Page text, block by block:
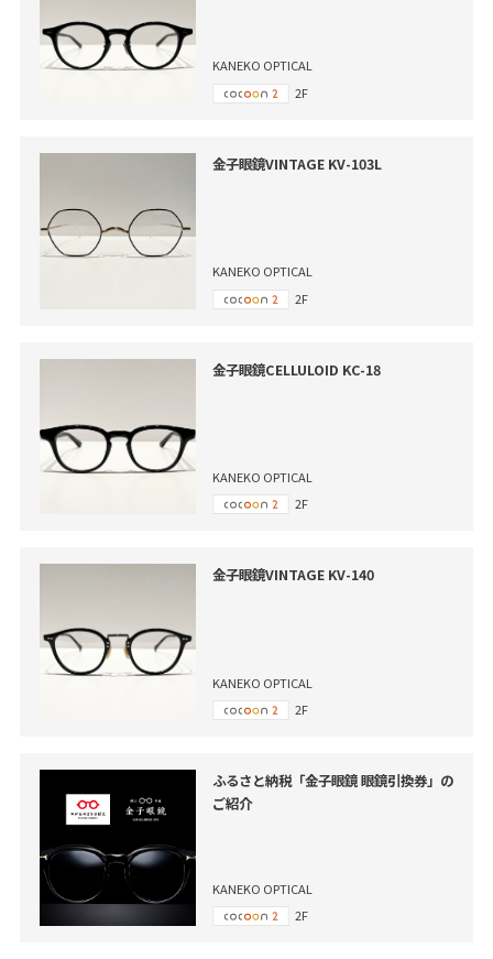
KANEKO OPTICAL
2F
金子眼鏡VINTAGE KV-103L
KANEKO OPTICAL
2F
金子眼鏡CELLULOID KC-18
KANEKO OPTICAL
2F
金子眼鏡VINTAGE KV-140
KANEKO OPTICAL
2F
ふるさと納税「金子眼鏡 眼鏡引換券」の
ご紹介
KANEKO OPTICAL
2F